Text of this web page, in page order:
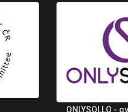
ONLYSOLLO -